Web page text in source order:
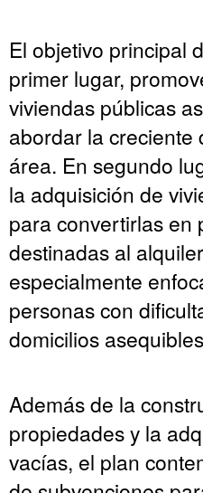
El objetivo principal
primer lugar,
viviendas públicas
abordar la creciente
área. En segundo
la adquisición de
para convertirlas en
destinadas al
especialmente
personas con
domicilios
Además de la
propiedades y la
vacías, el plan